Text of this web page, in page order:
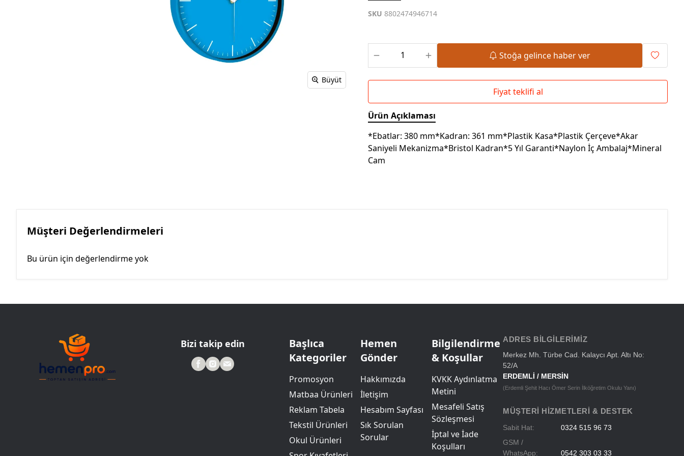
Roller Kalemler
Scrikss Kalemler
Powerbank Defter
Wireless Masa Lambası
Baskılı Masa Örtüsü
Büyüt
SKU 8802474946714
Stoğa gelince haber ver
Fiyat teklifi al
Ürün Açıklaması
*Ebatlar: 380 mm*Kadran: 361 mm*Plastik Kasa*Plastik Çerçeve*Akar
Saniyeli Mekanizma*Bristol Kadran*5 Yıl Garanti*Naylon İç Ambalaj*Mineral
Cam
Müşteri Değerlendirmeleri
Bu ürün için değerlendirme yok
Bizi takip edin
Başlıca
Kategoriler
Promosyon
Matbaa Ürünleri
Reklam Tabela
Tekstil Ürünleri
Okul Ürünleri
Hemen
Gönder
Hakkımızda
İletişim
Hesabım Sayfası
Sık Sorulan
Sorular
Bilgilendirme
& Koşullar
KVKK Aydınlatma
Metini
Mesafeli Satış
Sözleşmesi
İptal ve İade
Koşulları
ADRES BILGILERIMIZ
Merkez Mh. Türbe Cad. Kalaycı Apt. Altı No:
52/A
ERDEMLİ / MERSİN
(Erdemli Şehit Hacı Ömer Serin İlköğretim Okulu Yanı)
MÜŞTERI HIZMETLERI & DESTEK
Sabit Hat:
0324 515 96 73
GSM /
WhatsApp:
0542 303 03 33